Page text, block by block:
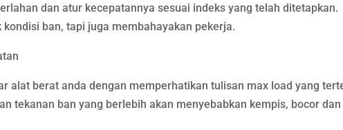
dan atur kecepatannya sesuai indeks yang telah ditetapkan.
ban, tapi juga membahayakan pekerja.
alat berat anda dengan memperhatikan tulisan max load yang
tekanan ban yang berlebih akan menyebabkan kempis, bocor dan